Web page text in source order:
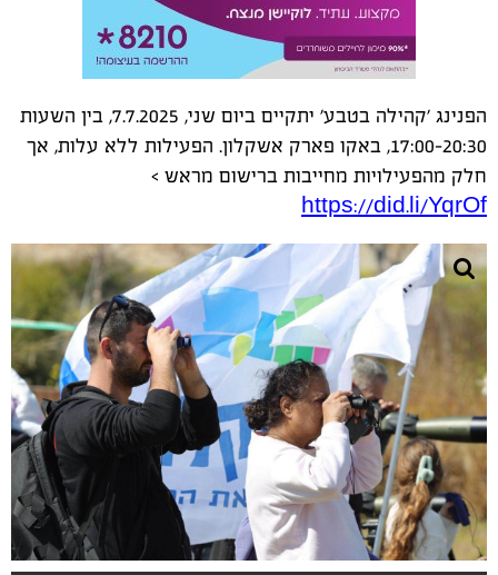
הפנינג 'קהילה בטבע' יתקיים ביום שני, 7.7.2025, בין השעות
17:00-20:30, באקו פארק אשקלון. הפעילות ללא עלות, אך
חלק מהפעילויות מחייבות ברישום מראש >
https://did.li/YqrOf